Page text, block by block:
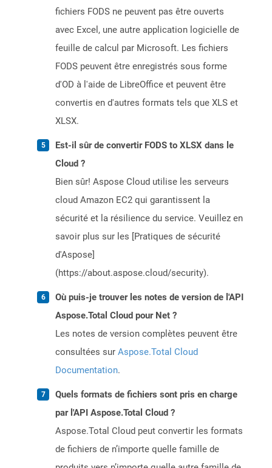
fichiers FODS ne peuvent pas être ouverts
avec Excel, une autre application logicielle de
feuille de calcul par Microsoft. Les fichiers
FODS peuvent être enregistrés sous forme
d'OD à l'aide de LibreOffice et peuvent être
convertis en d'autres formats tels que XLS et
XLSX.
Est-il sûr de convertir FODS to XLSX dans le
Cloud ?
Bien sûr! Aspose Cloud utilise les serveurs
cloud Amazon EC2 qui garantissent la
sécurité et la résilience du service. Veuillez en
savoir plus sur les [Pratiques de sécurité
d'Aspose]
(https://about.aspose.cloud/security).
Où puis-je trouver les notes de version de l'API
Aspose.Total Cloud pour Net ?
Les notes de version complètes peuvent être
consultées sur Aspose.Total Cloud
Documentation.
Quels formats de fichiers sont pris en charge
par l'API Aspose.Total Cloud ?
Aspose.Total Cloud peut convertir les formats
de fichiers de n’importe quelle famille de